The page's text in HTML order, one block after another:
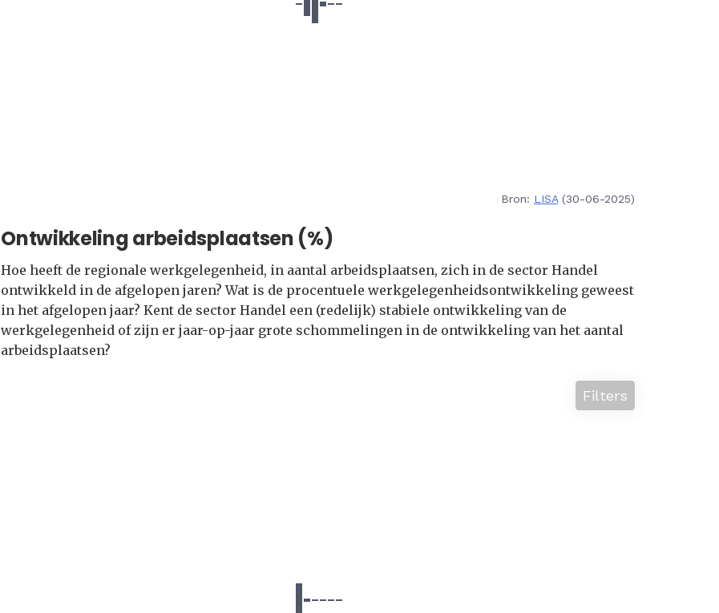
Bron: LISA(30-06-2025)
Ontwikkeling arbeidsplaatsen (%)
Hoe heeft de regionale werkgelegenheid, in aantal arbeidsplaatsen, zich in de sector Handel
ontwikkeld in de afgelopen jaren? Wat is de procentuele werkgelegenheidsontwikkeling geweest
in het afgelopen jaar? Kent de sector Handel een (redelijk) stabiele ontwikkeling van de
werkgelegenheid of zijn er jaar-op-jaar grote schommelingen in de ontwikkeling van het aantal
arbeidsplaatsen?
Filters